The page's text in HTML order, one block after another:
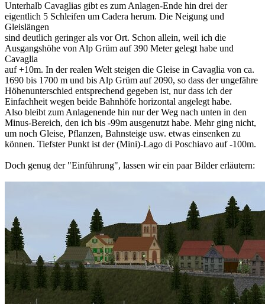
Unterhalb Cavaglias gibt es zum Anlagen-Ende hin drei der
eigentlich 5 Schleifen um Cadera herum. Die Neigung und
Gleislängen
sind deutlich geringer als vor Ort. Schon allein, weil ich die
Ausgangshöhe von Alp Grüm auf 390 Meter gelegt habe und
Cavaglia
auf +10m. In der realen Welt steigen die Gleise in Cavaglia von ca.
1690 bis 1700 m und bis Alp Grüm auf 2090, so dass der ungefähre
Höhenunterschied entsprechend gegeben ist, nur dass ich der
Einfachheit wegen beide Bahnhöfe horizontal angelegt habe.
Also bleibt zum Anlagenende hin nur der Weg nach unten in den
Minus-Bereich, den ich bis -99m ausgenutzt habe. Mehr ging nicht,
um noch Gleise, Pflanzen, Bahnsteige usw. etwas einsenken zu
können. Tiefster Punkt ist der (Mini)-Lago di Poschiavo auf -100m.
Doch genug der "Einführung", lassen wir ein paar Bilder erläutern: